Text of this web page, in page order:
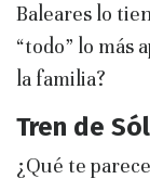
Baleares lo
“todo” lo más
la familia?
Tren de
¿Qué te